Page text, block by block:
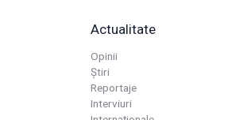
Actualitate
Opinii
Știri
Reportaje
Interviuri